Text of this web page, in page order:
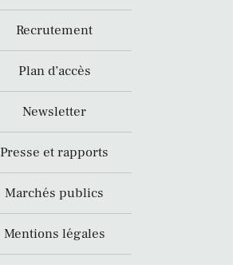
Recrutement
Plan d’accès
Newsletter
Presse et rapports
Marchés publics
Mentions légales